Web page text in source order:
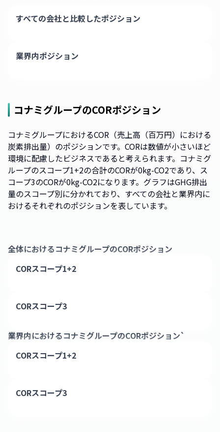
すべての会社と比較したポジション
業界内ポジション
コナミグループのCORポジション
コナミグループにおけるCOR（売上高（百万円）における
炭素排出量）のポジションです。CORは数値が小さいほど
環境に配慮したビジネスであると考えられます。コナミグ
ループのスコープ1+2の合計のCORが0kg-CO2であり、ス
コープ3のCORが0kg-CO2になります。グラフはGHG排出
量のスコープ別に分かれており、すべての会社と業界内に
おけるそれぞれのポジションを表しています。
全体におけるコナミグループのCORポジション
CORスコープ1+2
CORスコープ3
業界内におけるコナミグループのCORポジション`
CORスコープ1+2
CORスコープ3